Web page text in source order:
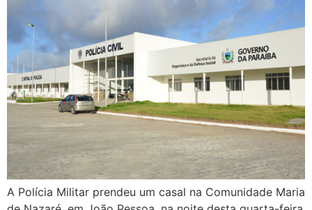
A Polícia Militar prendeu um casal na Comunidade Maria